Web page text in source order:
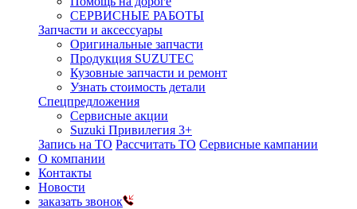
СЕРВИСНЫЕ РАБОТЫ
Запчасти и аксессуары
Оригинальные запчасти
Продукция SUZUTEC
Кузовные запчасти и ремонт
Узнать стоимость детали
Спецпредложения
Сервисные акции
Suzuki Привилегия 3+
Запись на ТО Рассчитать ТО Сервисные кампании
О компании
Контакты
Новости
заказать звонок